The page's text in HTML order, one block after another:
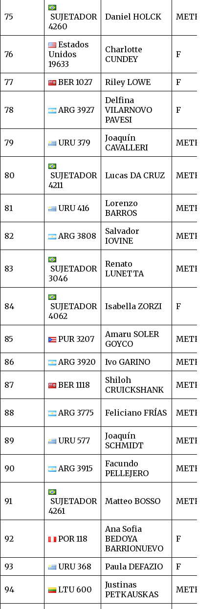
75
SUJETADOR
4260
Daniel HOLCK METRO
76
Estados
Unidos
19633
Charlotte
CUNDEY
F
77 BER 1027 Riley LOWE F
78 ARG 3927
Delfina
VILARNOVO
PAVESI
F
79 URU 379
Joaquín
CAVALLERI
METRO
80
SUJETADOR
4211
Lucas DA CRUZ METRO
81 URU 416
Lorenzo
BARROS
METRO
82 ARG 3808
Salvador
IOVINE
METRO
83
SUJETADOR
3046
Renato
LUNETTA
METRO
84
SUJETADOR
4062
Isabella ZORZI F
85 PUR 3207
Amaru SOLER
GOYCO
METRO
86 ARG 3920 Ivo GARINO METRO
87 BER 1118
Shiloh
CRUICKSHANK
METRO
88 ARG 3775 Feliciano FRÍAS METRO
89 URU 577
Joaquín
SCHMIDT
METRO
90 ARG 3915
Facundo
PELLEJERO
METRO
91
SUJETADOR
4261
Matteo BOSSO METRO
92 POR 118
Ana Sofia
BEDOYA
BARRIONUEVO
F
93 URU 368 Paula DEFAZIO F
94 LTU 600
Justinas
PETKAUSKAS
METRO